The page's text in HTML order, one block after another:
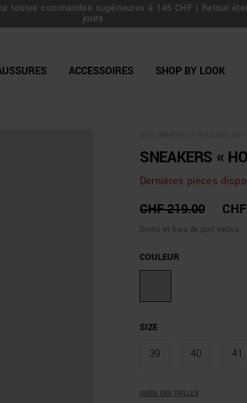
toutes commandes supérieures à 145 CHF | Retour
jours
ACCESSOIRES SHOP BY LOOK
SNEAKERS «
Dernières pièces
CHF 219.00
Droits et frais de port exclus
COULEUR
SIZE
39 40 41
GUIDE DES TAILLES